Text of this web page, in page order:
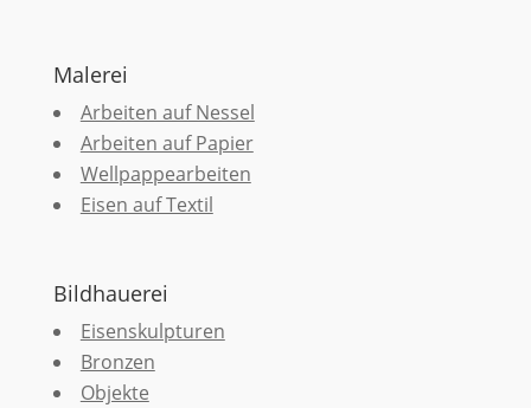
Malerei
Arbeiten auf Nessel
Arbeiten auf Papier
Wellpappearbeiten
Eisen auf Textil
Bildhauerei
Eisenskulpturen
Bronzen
Objekte